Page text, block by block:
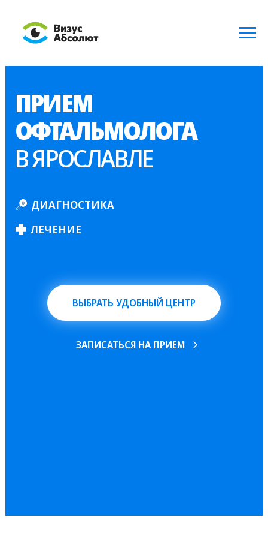
ПРИЕМ
ОФТАЛЬМОЛОГА
В ЯРОСЛАВЛЕ
ДИАГНОСТИКА
ЛЕЧЕНИЕ
ВЫБРАТЬ УДОБНЫЙ ЦЕНТР
ЗАПИСАТЬСЯ НА ПРИЕМ